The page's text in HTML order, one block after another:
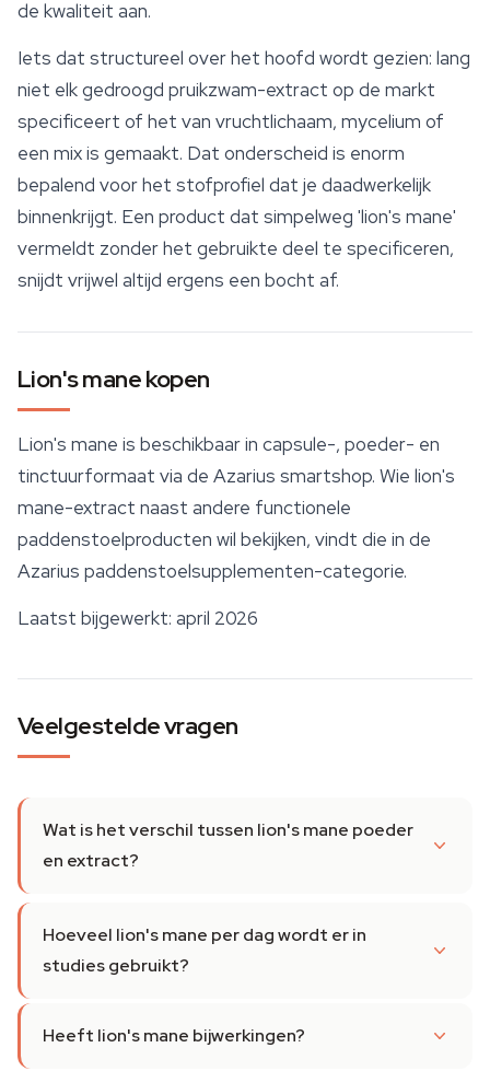
de kwaliteit aan.
Iets dat structureel over het hoofd wordt gezien: lang
niet elk gedroogd pruikzwam-extract op de markt
specificeert of het van vruchtlichaam, mycelium of
een mix is gemaakt. Dat onderscheid is enorm
bepalend voor het stofprofiel dat je daadwerkelijk
binnenkrijgt. Een product dat simpelweg 'lion's mane'
vermeldt zonder het gebruikte deel te specificeren,
snijdt vrijwel altijd ergens een bocht af.
Lion's mane kopen
Lion's mane is beschikbaar in capsule-, poeder- en
tinctuurformaat via de Azarius smartshop. Wie lion's
mane-extract naast andere functionele
paddenstoelproducten wil bekijken, vindt die in de
Azarius paddenstoelsupplementen-categorie.
Laatst bijgewerkt: april 2026
Veelgestelde vragen
Wat is het verschil tussen lion's mane poeder
en extract?
Hoeveel lion's mane per dag wordt er in
studies gebruikt?
Heeft lion's mane bijwerkingen?